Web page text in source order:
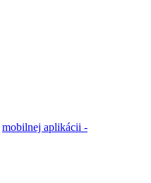
mobilnej aplikácii -